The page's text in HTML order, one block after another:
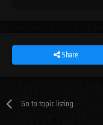
Share
Go to topic listing